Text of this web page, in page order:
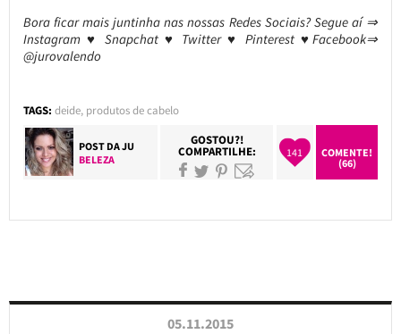
Bora ficar mais juntinha nas nossas Redes Sociais? Segue aí ⇒
Instagram ♥ Snapchat ♥ Twitter ♥ Pinterest ♥Facebook⇒
@jurovalendo
TAGS: deide, produtos de cabelo
POST DAJU
BELEZA
GOSTOU?!
COMPARTILHE: 141
COMENTE!
(66)
05.11.2015